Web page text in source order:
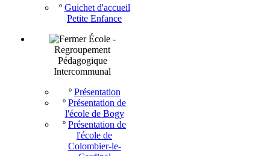
º Guichet d'accueil
Petite Enfance
École -
Regroupement
Pédagogique
Intercommunal
º Présentation
º Présentation de
l'école de Bogy
º Présentation de
l'école de
Colombier-le-